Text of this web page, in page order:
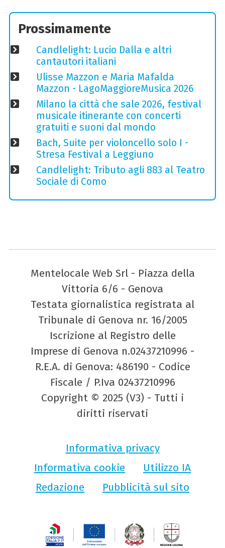
Prossimamente
Candlelight: Lucio Dalla e altri
cantautori italiani
Ulisse Mazzon e Maria Mafalda
Mazzon - LagoMaggioreMusica 2026
Milano la città che sale 2026, festival
musicale itinerante con concerti
gratuiti e suoni dal mondo
Bach, Suite per violoncello solo I -
Stresa Festival a Leggiuno
Candlelight: Tributo agli 883 al Teatro
Sociale di Como
Mentelocale Web Srl - Piazza della
Vittoria 6/6 - Genova
Testata giornalistica registrata al
Tribunale di Genova nr. 16/2005
Iscrizione al Registro delle
Imprese di Genova n.02437210996 -
R.E.A. di Genova: 486190 - Codice
Fiscale / P.Iva 02437210996
Copyright © 2025 (V3) - Tutti i
diritti riservati
Informativa privacy
Informativa cookie
Utilizzo IA
Redazione
Pubblicità sul sito